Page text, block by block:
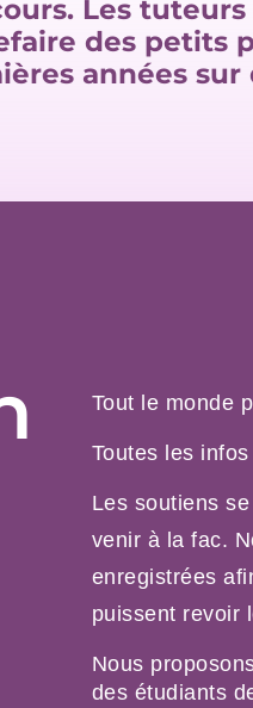
Les
des petits
années
Tout le monde
Toutes les
Les soutiens
venir à la fac.
enregistrées
puissent revoir
Nous
des étudiants